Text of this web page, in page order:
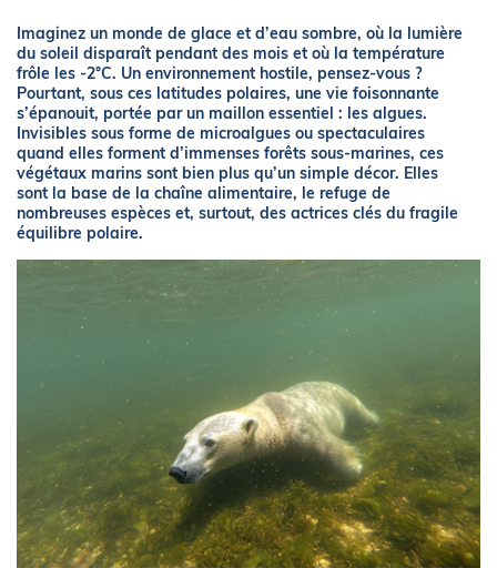
Imaginez un monde de glace et d’eau sombre, où la lumière
du soleil disparaît pendant des mois et où la température
frôle les -2°C. Un environnement hostile, pensez-vous ?
Pourtant, sous ces latitudes polaires, une vie foisonnante
s’épanouit, portée par un maillon essentiel : les algues.
Invisibles sous forme de microalgues ou spectaculaires
quand elles forment d’immenses forêts sous-marines, ces
végétaux marins sont bien plus qu’un simple décor. Elles
sont la base de la chaîne alimentaire, le refuge de
nombreuses espèces et, surtout, des actrices clés du fragile
équilibre polaire.